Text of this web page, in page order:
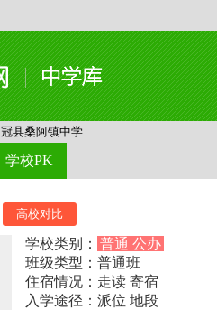
冠县桑阿镇中学
学校PK
高校对比
学校类别： 普通 公办
班级类型：普通班
住宿情况：走读 寄宿
入学途径：派位 地段